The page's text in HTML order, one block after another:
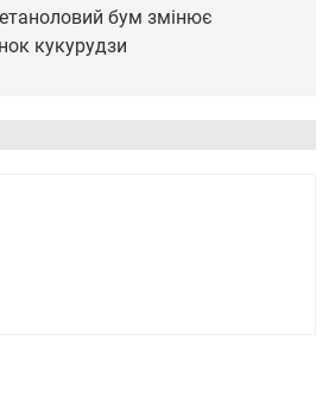
бум змінює
кукурудзи